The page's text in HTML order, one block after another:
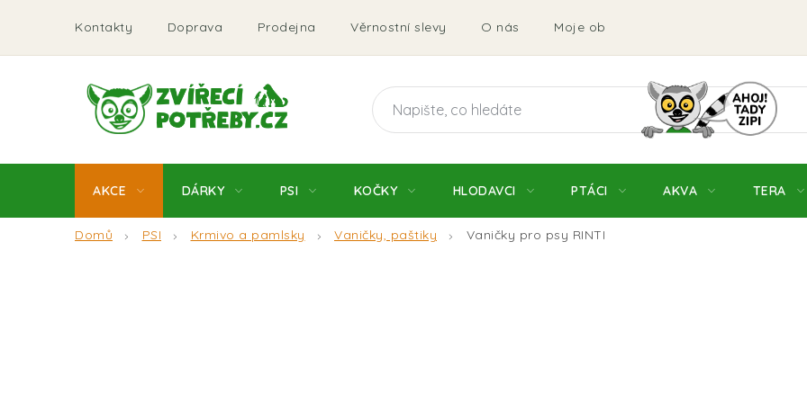
obsah
Kontakty Doprava Prodejna Věrnostní slevy O nás Moje objednávka Obchodní
AKCE DÁRKY PSI KOČKY HLODAVCI PTÁCI AKVA TERA
Domů PSI Krmivo a pamlsky Vaničky, paštiky Vaničky pro psy RINTI